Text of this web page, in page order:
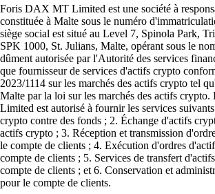
Foris DAX MT Limited est une société à
constituée à Malte sous le numéro
siège social est situé au Level 7, Spinola Park,
SPK 1000, St. Julians, Malte, opérant sous le
dûment autorisée par l'Autorité des services
que fournisseur de services d'actifs crypto
2023/1114 sur les marchés des actifs crypto tel
Malte par la loi sur les marchés des actifs
Limited est autorisé à fournir les services
crypto contre des fonds ; 2. Échange d'actifs
actifs crypto ; 3. Réception et transmission
le compte de clients ; 4. Exécution d'ordres
compte de clients ; 5. Services de transfert
compte de clients ; et 6. Conservation et
pour le compte de clients.